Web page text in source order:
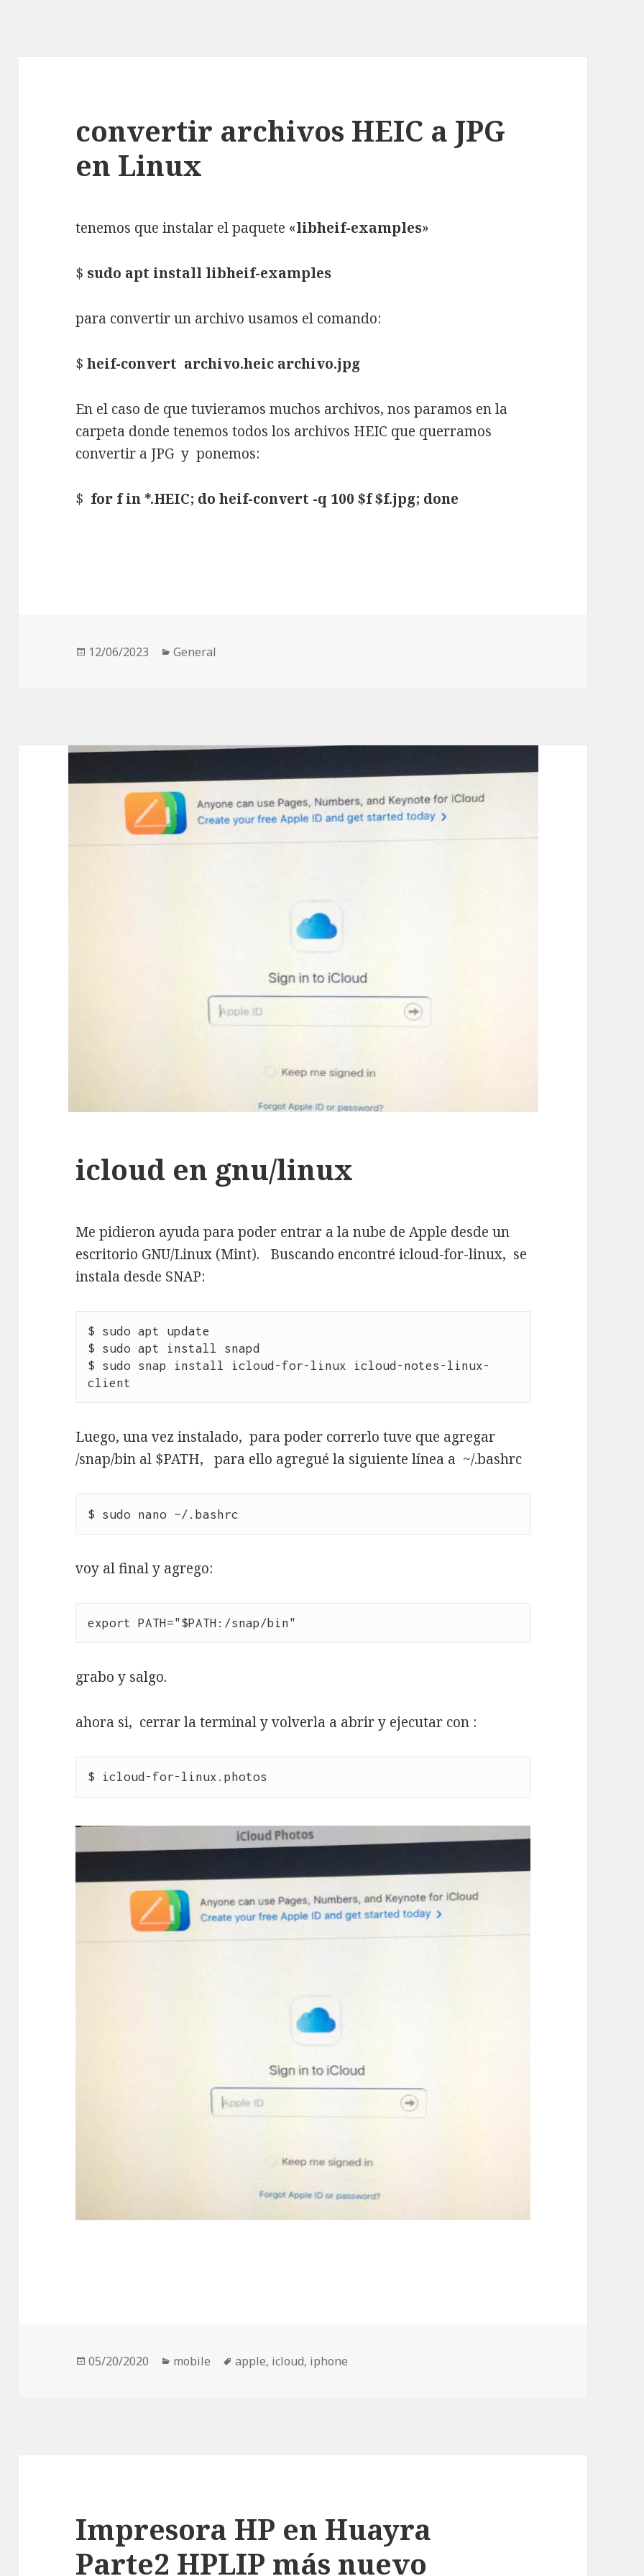
convertir archivos HEIC a JPG
en Linux
tenemos que instalar el paquete «libheif-examples»
$ sudo apt install libheif-examples
para convertir un archivo usamos el comando:
$heif-convert archivo.heic archivo.jpg
En el caso de que tuvieramos muchos archivos, nos paramos en la
carpeta donde tenemos todos los archivos HEIC que querramos
convertir a JPG y ponemos:
$ for f in *.HEIC; do heif-convert -q 100 $f $f.jpg; done
Publicado
12/06/2023 Categorías
General
icloud en gnu/linux
Me pidieron ayuda para poder entrar a la nube de Apple desde un
escritorio GNU/Linux (Mint). Buscando encontré icloud-for-linux, se
instala desde SNAP:
$ sudo apt update
$ sudo apt install snapd
$ sudo snap install icloud-for-linux icloud-notes-linux-
client
Luego, una vez instalado, para poder correrlo tuve que agregar
/snap/bin al $PATH, para ello agregué la siguiente línea a ~/.bashrc
$ sudo nano ~/.bashrc
voy al final y agrego:
export PATH="$PATH:/snap/bin"
grabo y salgo.
ahora si, cerrar la terminal y volverla a abrir y ejecutar con :
$ icloud-for-linux.photos
Publicado
05/20/2020 Categorías
mobile Etiquetas
apple, icloud, iphone
Impresora HP en Huayra
Parte2 HPLIP más nuevo